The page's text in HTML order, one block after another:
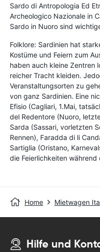
Sardo di Antropologia Ed
Archeologico Nazionale in
Sardo in Nuoro sind
Folklore: Sardinien hat
Kostüme und Feiern zum
haben auch kleine Zentren
reicher Tracht kleiden.
Veranstaltungsorten zu
von ganz Sardinien. Eine
Efisio (Cagliari, 1.Mai,
del Redentore (Nuoro,
Sarda (Sassari, vorletzten
Rennen), Faradda di li
Sartiglia (Oristano,
die Feierlichkeiten
Home Mietwagen
Hilfe und